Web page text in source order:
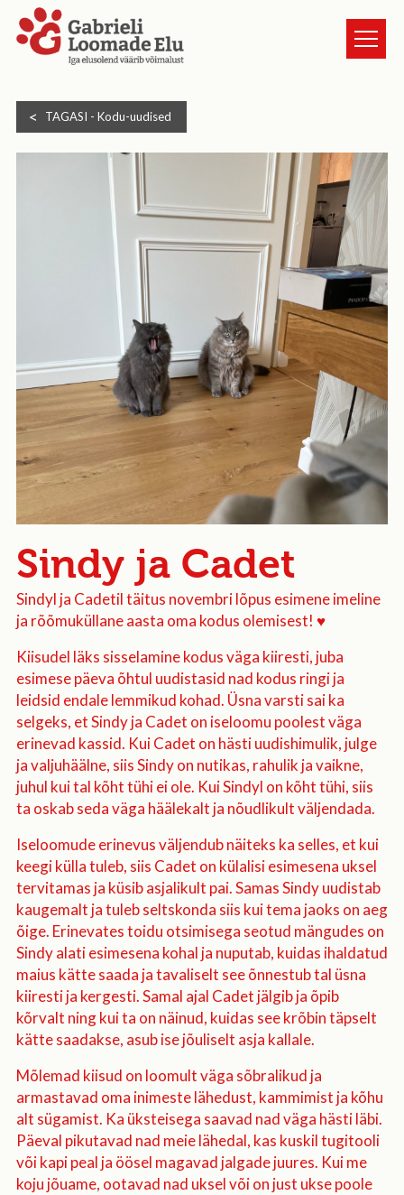
TURVAKODUST
LOOMAD
ANNETA
KASSI VÕTMINE
HEA TEADA
TULE VABATAHTLIKUKS
KONTAKT
TAGASI - Kodu-uudised
Sindy ja Cadet
Sindyl ja Cadetil täitus novembri lõpus esimene imeline
ja rõõmuküllane aasta oma kodus olemisest! ♥️
Kiisudel läks sisselamine kodus väga kiiresti, juba
esimese päeva õhtul uudistasid nad kodus ringi ja
leidsid endale lemmikud kohad. Üsna varsti sai ka
selgeks, et Sindy ja Cadet on iseloomu poolest väga
erinevad kassid. Kui Cadet on hästi uudishimulik, julge
ja valjuhäälne, siis Sindy on nutikas, rahulik ja vaikne,
juhul kui tal kõht tühi ei ole. Kui Sindyl on kõht tühi, siis
ta oskab seda väga häälekalt ja nõudlikult väljendada.
Iseloomude erinevus väljendub näiteks ka selles, et kui
keegi külla tuleb, siis Cadet on külalisi esimesena uksel
tervitamas ja küsib asjalikult pai. Samas Sindy uudistab
kaugemalt ja tuleb seltskonda siis kui tema jaoks on aeg
õige. Erinevates toidu otsimisega seotud mängudes on
Sindy alati esimesena kohal ja nuputab, kuidas ihaldatud
maius kätte saada ja tavaliselt see õnnestub tal üsna
kiiresti ja kergesti. Samal ajal Cadet jälgib ja õpib
kõrvalt ning kui ta on näinud, kuidas see krõbin täpselt
kätte saadakse, asub ise jõuliselt asja kallale.
Mõlemad kiisud on loomult väga sõbralikud ja
armastavad oma inimeste lähedust, kammimist ja kõhu
alt sügamist. Ka üksteisega saavad nad väga hästi läbi.
Päeval pikutavad nad meie lähedal, kas kuskil tugitooli
või kapi peal ja öösel magavad jalgade juures. Kui me
koju jõuame, ootavad nad uksel või on just ukse poole